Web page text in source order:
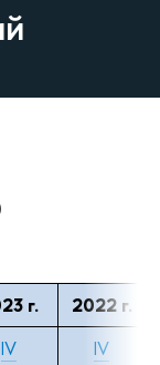
г.
2022 г.
IV
IV